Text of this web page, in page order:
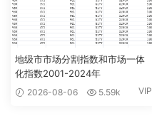
地级市市场分割指数和市场一体
化指数2001-2024年
2026-08-06 5.59k VIP